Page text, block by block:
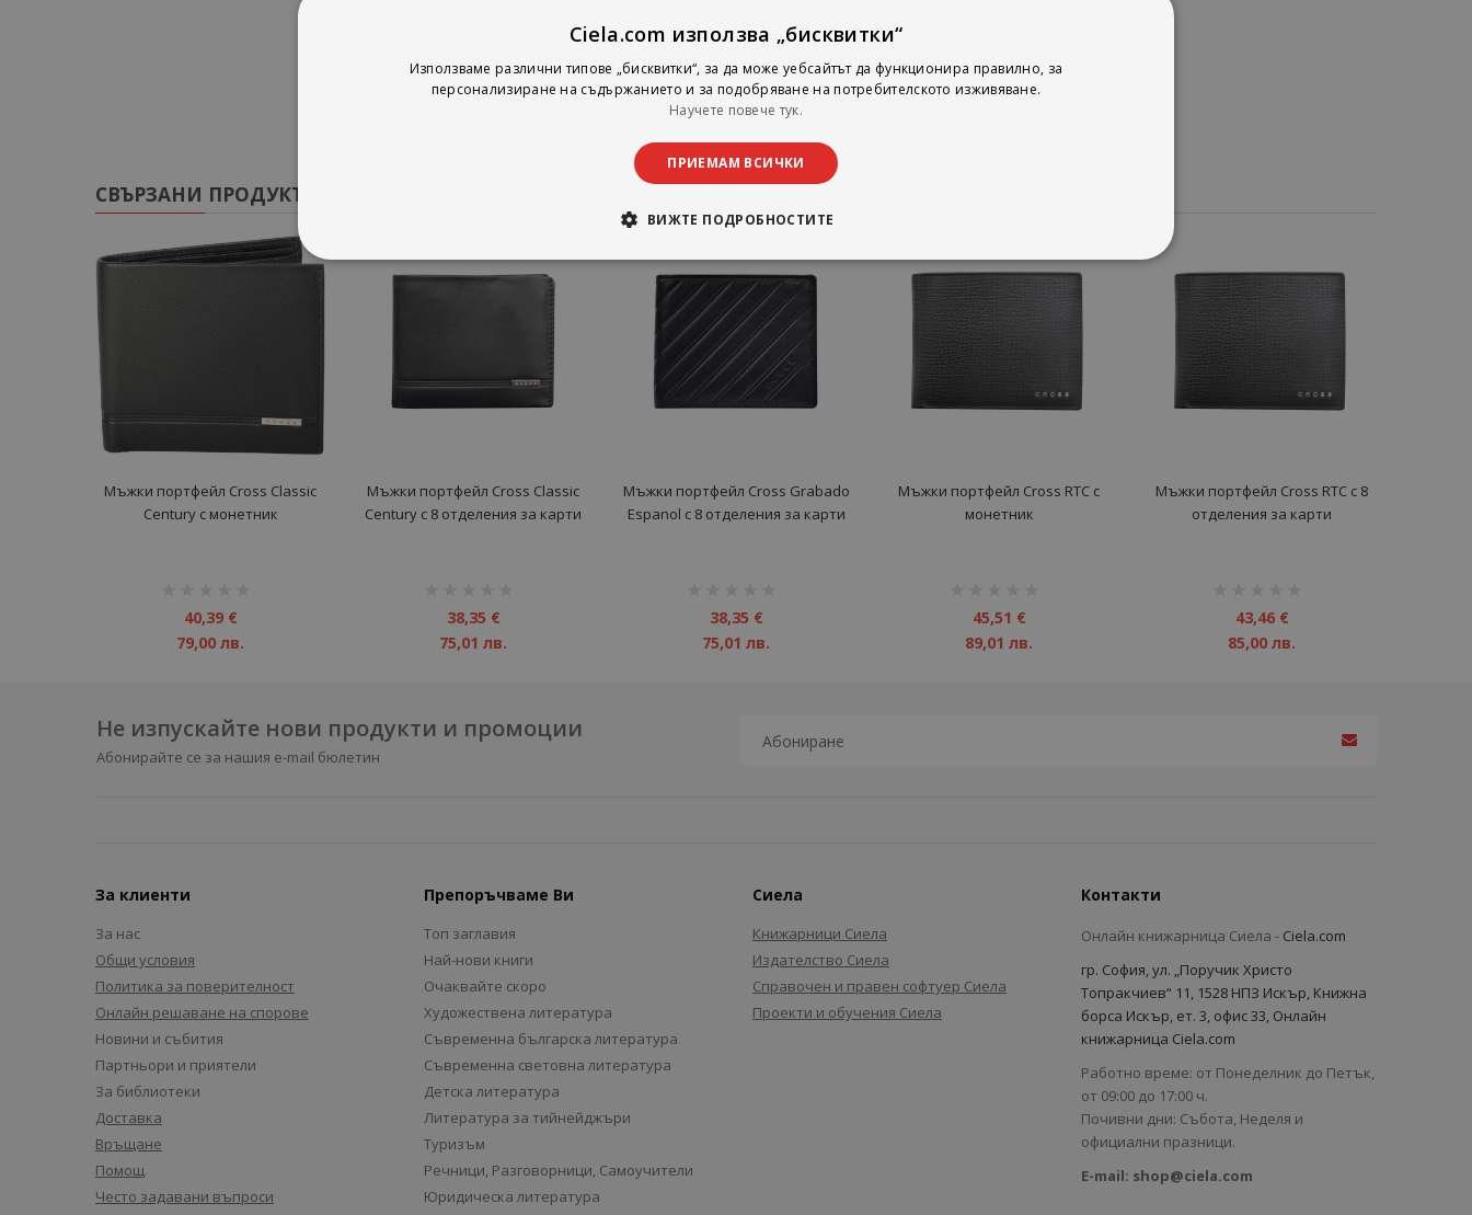
СВЪРЗАНИ ПРОДУКТИ
Mъжки портфейл Cross Classic
Century с монетник
40,39 €
79,00 лв.
Мъжки портфейл Cross Classic
Century с 8 отделения за карти
38,35 €
75,01 лв.
Мъжки портфейл Cross Grabado
Espanol с 8 отделения за карти
38,35 €
75,01 лв.
Мъжки портфейл Cross RTC с
монетник
45,51 €
89,01 лв.
Мъжки портфейл Cross RTC с 8
отделения за карти
43,46 €
85,00 лв.
Не изпускайте нови продукти и промоции
Абонирайте се за нашия e-mail бюлетин
За клиенти
За нас
Общи условия
Политика за поверителност
Онлайн решаване на спорове
Новини и събития
Партньори и приятели
За библиотеки
Доставка
Връщане
Помощ
Често задавани въпроси
Препоръчваме Ви
Топ заглавия
Най-нови книги
Очаквайте скоро
Художествена литература
Съвременна българска литература
Съвременна световна литература
Детска литература
Литература за тийнейджъри
Туризъм
Речници, Разговорници, Самоучители
Юридическа литература
Сиела
Книжарници Сиела
Издателство Сиела
Справочен и правен софтуер Сиела
Проекти и обучения Сиела
Контакти
Онлайн книжарница Сиела - Ciela.com
гр. София, ул. „Поручик Христо
Топракчиев“ 11, 1528 НПЗ Искър, Книжна
борса Искър, ет. 3, офис 33, Онлайн
книжарница Ciela.com
Работно време: от Понеделник до Петък,
от 09:00 до 17:00 ч.
Почивни дни: Събота, Неделя и
официални празници.
E-mail: shop@ciela.com
Ciela.com използва „бисквитки“
Използваме различни типове „бисквитки“, за да може уебсайтът да функционира правилно, за
персонализиране на съдържанието и за подобряване на потребителското изживяване.
Научете повече тук.
ПРИЕМАМ ВСИЧКИ
ВИЖТЕ ПОДРОБНОСТИТЕ